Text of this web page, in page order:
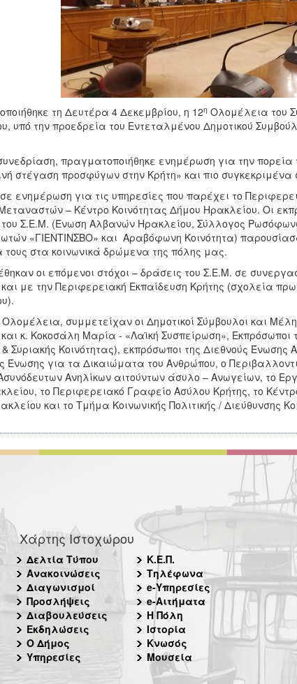
τη Δευτέρα 4 Δεκεμβρίου, η 12η Ολομέλεια του
υπό την προεδρεία του Εντεταλμένου Δημοτικού
πραγματοποιήθηκε ενημέρωση για την
στέγαση προσφύγων στην Κρήτη» και πιο συγκεκριμένα
ενημέρωση για τις υπηρεσίες που παρέχει το
– Κέντρο Κοινότητας Δήμου Ηρακλείου. Οι
Σ.Ε.Μ. (Ένωση Αλβανών Ηρακλείου, Σύλλογος
«ΓΙΕΝΤΙΝΣΒΟ» και Αραβόφωνη Κοινότητα)
τους στα κοινωνικά δρώμενα της πόλης μας.
οι επόμενοι στόχοι – δράσεις του Σ.Ε.Μ. σε
και με την Περιφερειακή Εκπαίδευση Κρήτης (σχολεία
συμμετείχαν οι Δημοτικοί Σύμβουλοι και
και κ. Κοκοσάλη Μαρία - «Λαϊκή Συσπείρωση»,
Συριακής Κοινότητας), εκπρόσωποι της Διεθνούς Ένωσης
Ένωσης για τα Δικαιώματα του Ανθρώπου, ο
Ανηλίκων αιτούντων άσυλο – Ανωγείων, το
το Περιφερειακό Γραφείο Ασύλου Κρήτης, το
και το Τμήμα Κοινωνικής Πολιτικής / Διεύθυνσης
Χάρτης Ιστοχώρου
Δελτία Τύπου
Ανακοινώσεις
Διαγωνισμοί
Προσλήψεις
Διαβουλεύσεις
Εκδηλώσεις
Ο Δήμος
Υπηρεσίες
Κ.Ε.Π.
Τηλέφωνα
e-Υπηρεσίες
e-Αιτήματα
Η Πόλη
Ιστορία
Κνωσός
Μουσεία